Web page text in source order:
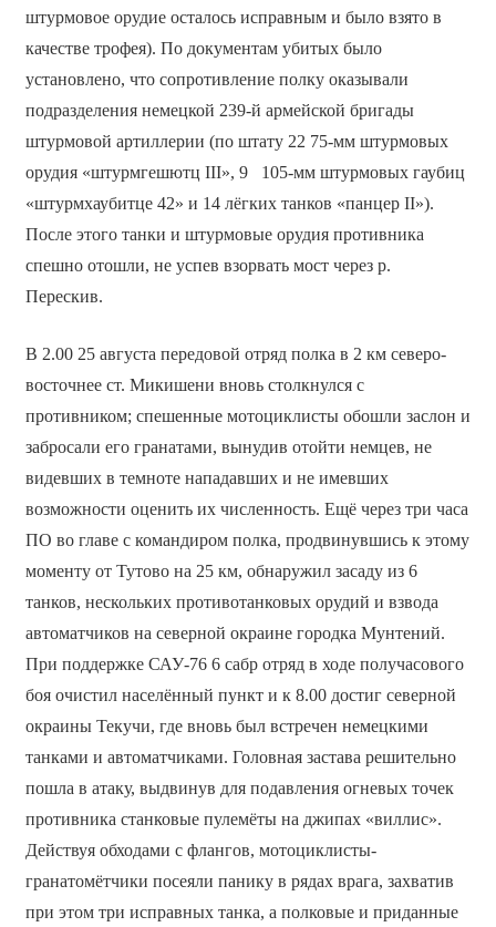
штурмовое орудие осталось исправным и было взято в
качестве трофея). По документам убитых было
установлено, что сопротивление полку оказывали
подразделения немецкой 239-й армейской бригады
штурмовой артиллерии (по штату 22 75-мм штурмовых
орудия «штурмгешютц III», 9 105-мм штурмовых гаубиц
«штурмхаубитце 42» и 14 лёгких танков «панцер II»).
После этого танки и штурмовые орудия противника
спешно отошли, не успев взорвать мост через р.
Перескив.
В 2.00 25 августа передовой отряд полка в 2 км северо-
восточнее ст. Микишени вновь столкнулся с
противником; спешенные мотоциклисты обошли заслон и
забросали его гранатами, вынудив отойти немцев, не
видевших в темноте нападавших и не имевших
возможности оценить их численность. Ещё через три часа
ПО во главе с командиром полка, продвинувшись к этому
моменту от Тутово на 25 км, обнаружил засаду из 6
танков, нескольких противотанковых орудий и взвода
автоматчиков на северной окраине городка Мунтений.
При поддержке САУ-76 6 сабр отряд в ходе получасового
боя очистил населённый пункт и к 8.00 достиг северной
окраины Текучи, где вновь был встречен немецкими
танками и автоматчиками. Головная застава решительно
пошла в атаку, выдвинув для подавления огневых точек
противника станковые пулемёты на джипах «виллис».
Действуя обходами с флангов, мотоциклисты-
гранатомётчики посеяли панику в рядах врага, захватив
при этом три исправных танка, а полковые и приданные